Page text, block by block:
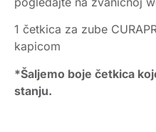
1 četkica za zube
kapicom
*Šaljemo boje četkica
stanju.